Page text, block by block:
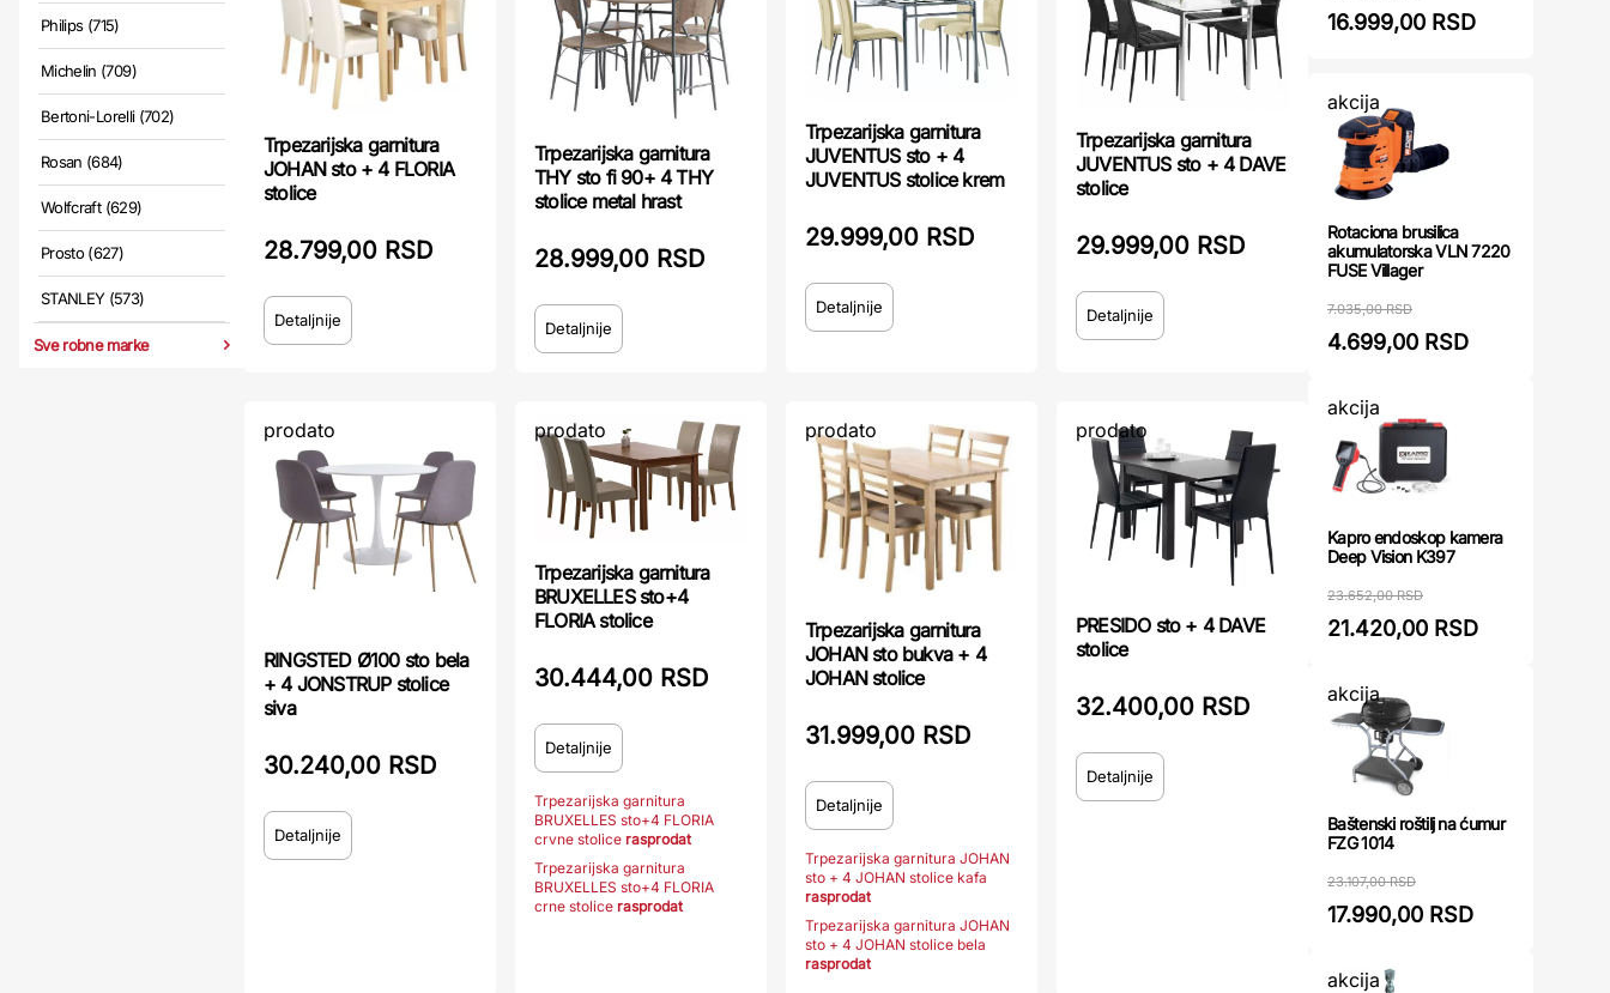
Philips (715)
Michelin (709)
Bertoni-Lorelli (702)
Rosan (684)
Wolfcraft (629)
Prosto (627)
STANLEY (573)
Sve robne marke
Trpezarijska garnitura
JOHAN sto + 4 FLORIA
stolice
28.799,00 RSD
Detaljnije
Trpezarijska garnitura
THY sto fi 90+ 4 THY
stolice metal hrast
28.999,00 RSD
Detaljnije
Trpezarijska garnitura
JUVENTUS sto + 4
JUVENTUS stolice krem
29.999,00 RSD
Detaljnije
Trpezarijska garnitura
JUVENTUS sto + 4 DAVE
stolice
29.999,00 RSD
Detaljnije
prodato
RINGSTED Ø100 sto bela
+ 4 JONSTRUP stolice
siva
30.240,00 RSD
Detaljnije
prodato
Trpezarijska garnitura
BRUXELLES sto+4
FLORIA stolice
30.444,00 RSD
Detaljnije
Trpezarijska garnitura
BRUXELLES sto+4 FLORIA
crvne stolice rasprodat
Trpezarijska garnitura
BRUXELLES sto+4 FLORIA
crne stolice rasprodat
prodato
Trpezarijska garnitura
JOHAN sto bukva + 4
JOHAN stolice
31.999,00 RSD
Detaljnije
Trpezarijska garnitura JOHAN
sto + 4 JOHAN stolice kafa
rasprodat
Trpezarijska garnitura JOHAN
sto + 4 JOHAN stolice bela
rasprodat
prodato
PRESIDO sto + 4 DAVE
stolice
32.400,00 RSD
Detaljnije
16.999,00 RSD
akcija
Rotaciona brusilica
akumulatorska VLN 7220
FUSE Villager
7.035,00 RSD
4.699,00 RSD
akcija
Kapro endoskop kamera
Deep Vision K397
23.652,00 RSD
21.420,00 RSD
akcija
Baštenski roštilj na ćumur
FZG 1014
23.107,00 RSD
17.990,00 RSD
akcija